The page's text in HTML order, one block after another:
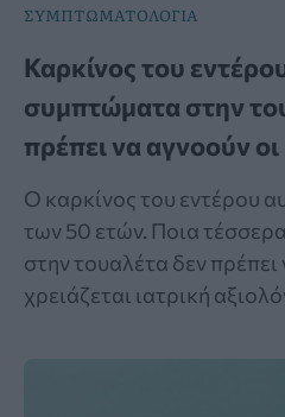
ΣΥΜΠΤΩΜΑΤΟΛΟΓΙΑ
Καρκίνος του
συμπτώματα στην
πρέπει να αγνοούν
Ο καρκίνος του εντέρου
των 50 ετών. Ποια
στην τουαλέτα δεν
χρειάζεται ιατρική